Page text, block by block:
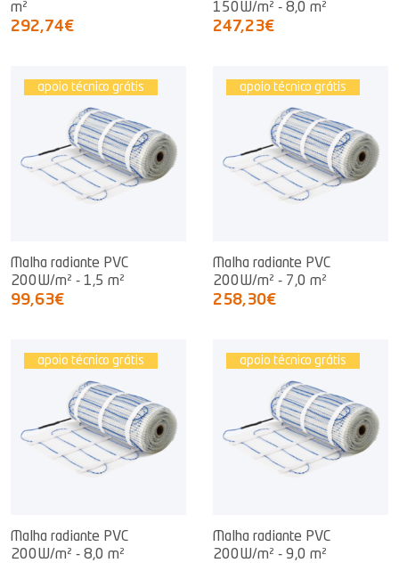
m²
292,74€
150W/m² - 8,0 m²
247,23€
apoio técnico grátis
Malha radiante PVC
200W/m² - 1,5 m²
99,63€
apoio técnico grátis
Malha radiante PVC
200W/m² - 7,0 m²
258,30€
apoio técnico grátis
Malha radiante PVC
200W/m² - 8,0 m²
apoio técnico grátis
Malha radiante PVC
200W/m² - 9,0 m²